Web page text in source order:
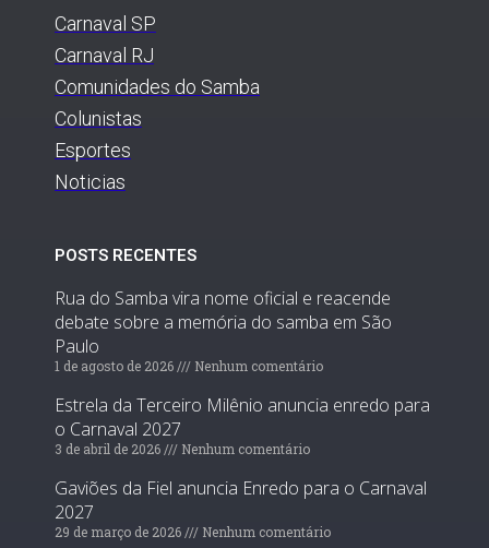
Carnaval SP
Carnaval RJ
Comunidades do Samba
Colunistas
Esportes
Noticias
POSTS RECENTES
Rua do Samba vira nome oficial e reacende
debate sobre a memória do samba em São
Paulo
1 de agosto de 2026 Nenhum comentário
Estrela da Terceiro Milênio anuncia enredo para
o Carnaval 2027
3 de abril de 2026 Nenhum comentário
Gaviões da Fiel anuncia Enredo para o Carnaval
2027
29 de março de 2026 Nenhum comentário